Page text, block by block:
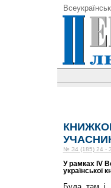
№ 34 (185) 24 -
У рамках IV
української